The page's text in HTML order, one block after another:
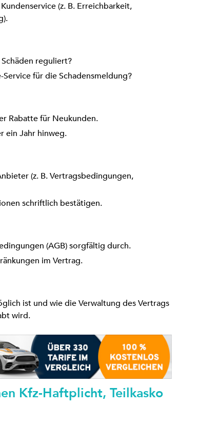
(z. B. Erreichbarkeit,
reguliert?
für die Schadensmeldung?
Rabatte für Neukunden.
ein Jahr hinweg.
(z. B. Vertragsbedingungen,
schriftlich bestätigen.
(AGB) sorgfältig durch.
im Vertrag.
ist und wie die Verwaltung des Vertrags
wird.
Kfz-Haftplicht, Teilkasko